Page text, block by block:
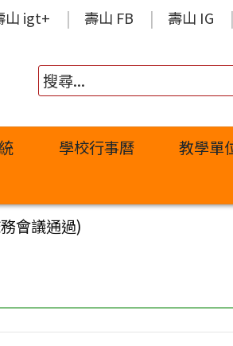
山 igt+ 壽山 FB 壽山 IG
學校行事曆
教學單
會議通過)